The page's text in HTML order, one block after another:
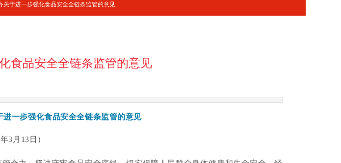
关于进一步强化食品安全全链条监管的意见
食品安全全链条监管的意见
一步强化食品安全全链条监管的意见
年3月13日）